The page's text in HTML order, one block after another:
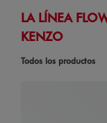
LA LÍNEA
KENZO
Todos los productos